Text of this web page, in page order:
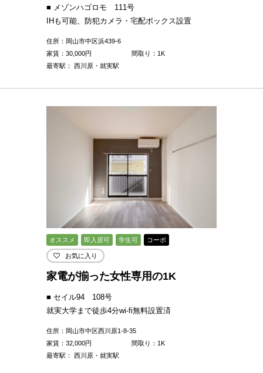
■ メゾンハゴロモ 111号
IHも可能、防犯カメラ・宅配ボックス設置
住所：岡山市中区浜439-6
家賃： 30,000円
間取り：1K
最寄駅： 西川原・就実駅
オススメ 即入居可 学生可 コーポ
お気に入り
家電が揃った女性専用の1K
■ セイル94 108号
就実大学まで徒歩4分wi-fi無料設置済
住所：岡山市中区西川原1-8-35
家賃： 32,000円
間取り：1K
最寄駅： 西川原・就実駅